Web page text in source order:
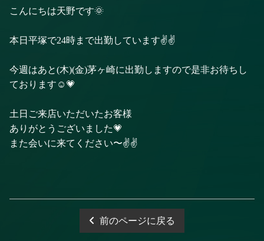
こんにちは天野です🌞
本日平塚で24時まで出勤しています✌️✌️
今週はあと(木)(金)茅ヶ崎に出勤しますので是非お待ちし
ております☺️💗
土日ご来店いただいたお客様
ありがとうございました💗
また会いに来てください〜✌️✌️
前のページに戻る